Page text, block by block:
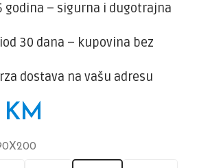
godina – sigurna i dugotrajna
30 dana – kupovina bez
dostava na vašu adresu
KM